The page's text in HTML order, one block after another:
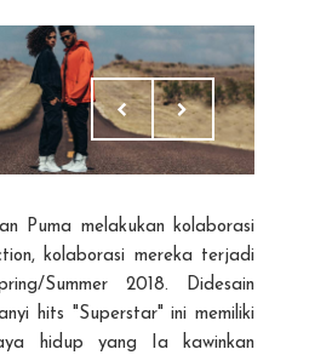
Puma melakukan kolaborasi
kolaborasi mereka terjadi
Summer 2018. Didesain
hits "Superstar" ini memiliki
hidup yang Ia kawinkan